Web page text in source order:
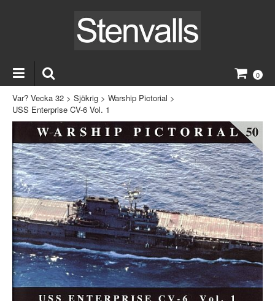
0
Var? Vecka 32 > Sjökrig > Warship Pictorial >
USS Enterprise CV-6 Vol. 1